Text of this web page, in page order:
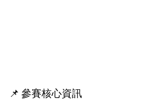
📌 參賽核心資訊